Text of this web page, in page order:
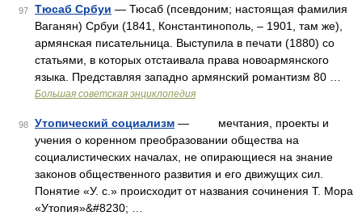
97 Тюсаб Србуи — Тюсаб (псевдоним; настоящая фамилия
Ваганян) Србуи (1841, Константинополь, ‒ 1901, там же),
армянская писательница. Выступила в печати (1880) со
статьями, в которых отстаивала права новоармянского
языка. Представляя западно армянский романтизм 80 …
Большая советская энциклопедия
98 Утопический социализм — мечтания, проекты и
учения о коренном преобразовании общества на
социалистических началах, не опирающиеся на знание
законов общественного развития и его движущих сил.
Понятие «У. с.» происходит от названия сочинения Т. Мора
«Утопия»&#8230; …